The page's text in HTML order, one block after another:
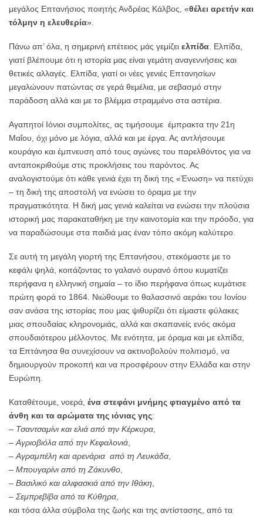
μεγάλος Επτανήσιος ποιητής Ανδρέας Κάλβος, «θέλει αρετήν και
τόλμην η ελευθερία».
Πάνω απ’ όλα, η σημερινή επέτειος μάς γεμίζει ελπίδα . Ελπίδα,
γιατί βλέπουμε ότι η ιστορία μας είναι γεμάτη αναγεννήσεις και
θετικές αλλαγές. Ελπίδα, γιατί οι νέες γενιές Επτανησίων
μεγαλώνουν πατώντας σε γερά θεμέλια, με σεβασμό στην
παράδοση αλλά και με το βλέμμα στραμμένο στα αστέρια.
Αγαπητοί Ιόνιοι συμπολίτες, ας τιμήσουμε έμπρακτα την 21η
Μαΐου, όχι μόνο με λόγια, αλλά και με έργα. Ας αντλήσουμε
κουράγιο και έμπνευση από τους αγώνες του παρελθόντος για να
ανταποκριθούμε στις προκλήσεις του παρόντος. Ας
αναλογιστούμε ότι κάθε γενιά έχει τη δική της «Ένωση» να πετύχει
– τη δική της αποστολή να ενώσει το όραμα με την
πραγματικότητα. Η δική μας γενιά καλείται να ενώσει την πλούσια
ιστορική μας παρακαταθήκη με την καινοτομία και την πρόοδο, για
να παραδώσουμε στα παιδιά μας έναν τόπο ακόμη καλύτερο.
Σε αυτή τη μεγάλη γιορτή της Επτανήσου, στεκόμαστε με το
κεφάλι ψηλά, κοιτάζοντας το γαλανό ουρανό όπου κυματίζει
περήφανα η ελληνική σημαία – το ίδιο περήφανα όπως κυμάτισε
πρώτη φορά το 1864. Νιώθουμε το θαλασσινό αεράκι του Ιονίου
σαν ανάσα της ιστορίας που μας ψιθυρίζει ότι είμαστε φύλακες
μιας σπουδαίας κληρονομιάς, αλλά και σκαπανείς ενός ακόμα
σπουδαιότερου μέλλοντος. Με ενότητα, με όραμα και με ελπίδα,
τα Επτάνησα θα συνεχίσουν να ακτινοβολούν πολιτισμό, να
δημιουργούν προκοπή και να προσφέρουν στην Ελλάδα και στην
Ευρώπη.
Καταθέτουμε, νοερά, ένα στεφάνι μνήμης φτιαγμένο από τα
άνθη και τα αρώματα της ιόνιας γης:
– Τσαντσαμίνι και ελιά από την Κέρκυρα,
–Αγριοβιόλα από την Κεφαλονιά,
–Αγραμπέλη και αρενάρια από τη Λευκάδα,
– Μπουγαρίνι από τη Ζάκυνθο,
– Βασιλικό και αλιφασκιά από την Ιθάκη,
– Σεμπρεβίβα από τα Κύθηρα,
και τόσα άλλα σύμβολα της ζωής και της αντίστασης, από τα